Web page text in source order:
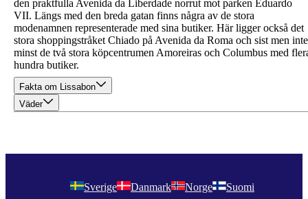
den praktfulla Avenida da Liberdade norrut mot parken Eduardo
VII. Längs med den breda gatan finns några av de stora
modenamnen representerade med sina butiker. Här ligger också det
stora shoppingstråket Chiado på Avenida da Roma och sist men inte
minst de två stora köpcentrumen Amoreiras och Columbus med
hundra butiker.
Fakta om Lissabon
Väder
Sverige Danmark Norge Suomi